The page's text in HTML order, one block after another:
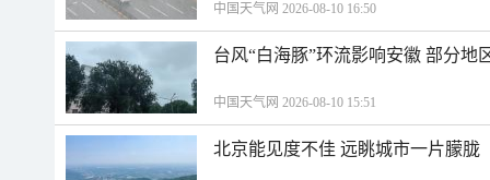
中国天气网 2026-08-10 16:50
台风“白海豚”环流影响安徽 部分地
中国天气网 2026-08-10 15:51
北京能见度不佳 远眺城市一片朦胧